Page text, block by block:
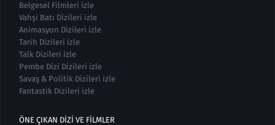
Belgesel Filmleri izle
Vahşi Batı Dizileri izle
Animasyon Dizileri izle
Tarih Dizileri izle
Talk Dizileri izle
Pembe Dizi Dizileri izle
Savaş & Politik Dizileri izle
Fantastik Dizileri izle
ÖNE ÇIKAN DIZI VE FILMLER